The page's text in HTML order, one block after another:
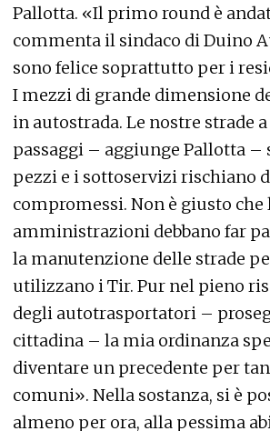
Pallotta. «Il primo round è
commenta il sindaco di Duino
sono felice soprattutto per i
I mezzi di grande dimensione
in autostrada. Le nostre strade
passaggi – aggiunge Pallotta –
pezzi e i sottoservizi rischiano
compromessi. Non è giusto che
amministrazioni debbano far
la manutenzione delle strade
utilizzano i Tir. Pur nel pieno
degli autotrasportatori –
cittadina – la mia ordinanza
diventare un precedente per
comuni». Nella sostanza, si è
almeno per ora, alla pessima